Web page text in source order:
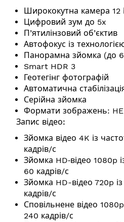
Ширококутна камера 12
Цифровий зум до 5x
П’ятилінзовий об’єктив
Автофокус із
Панорамна зйомка (до
Smart HDR 3
Геотегінг фотографій
Автоматична
Серійна зйомка
Формати зображень:
Запис відео:
Зйомка відео 4K із
кадрів/с
Зйомка HD‑відео 1080p
60 кадрів/с
Зйомка HD-відео 720p
кадрів/с
Сповільнене відео
240 кадрів/с